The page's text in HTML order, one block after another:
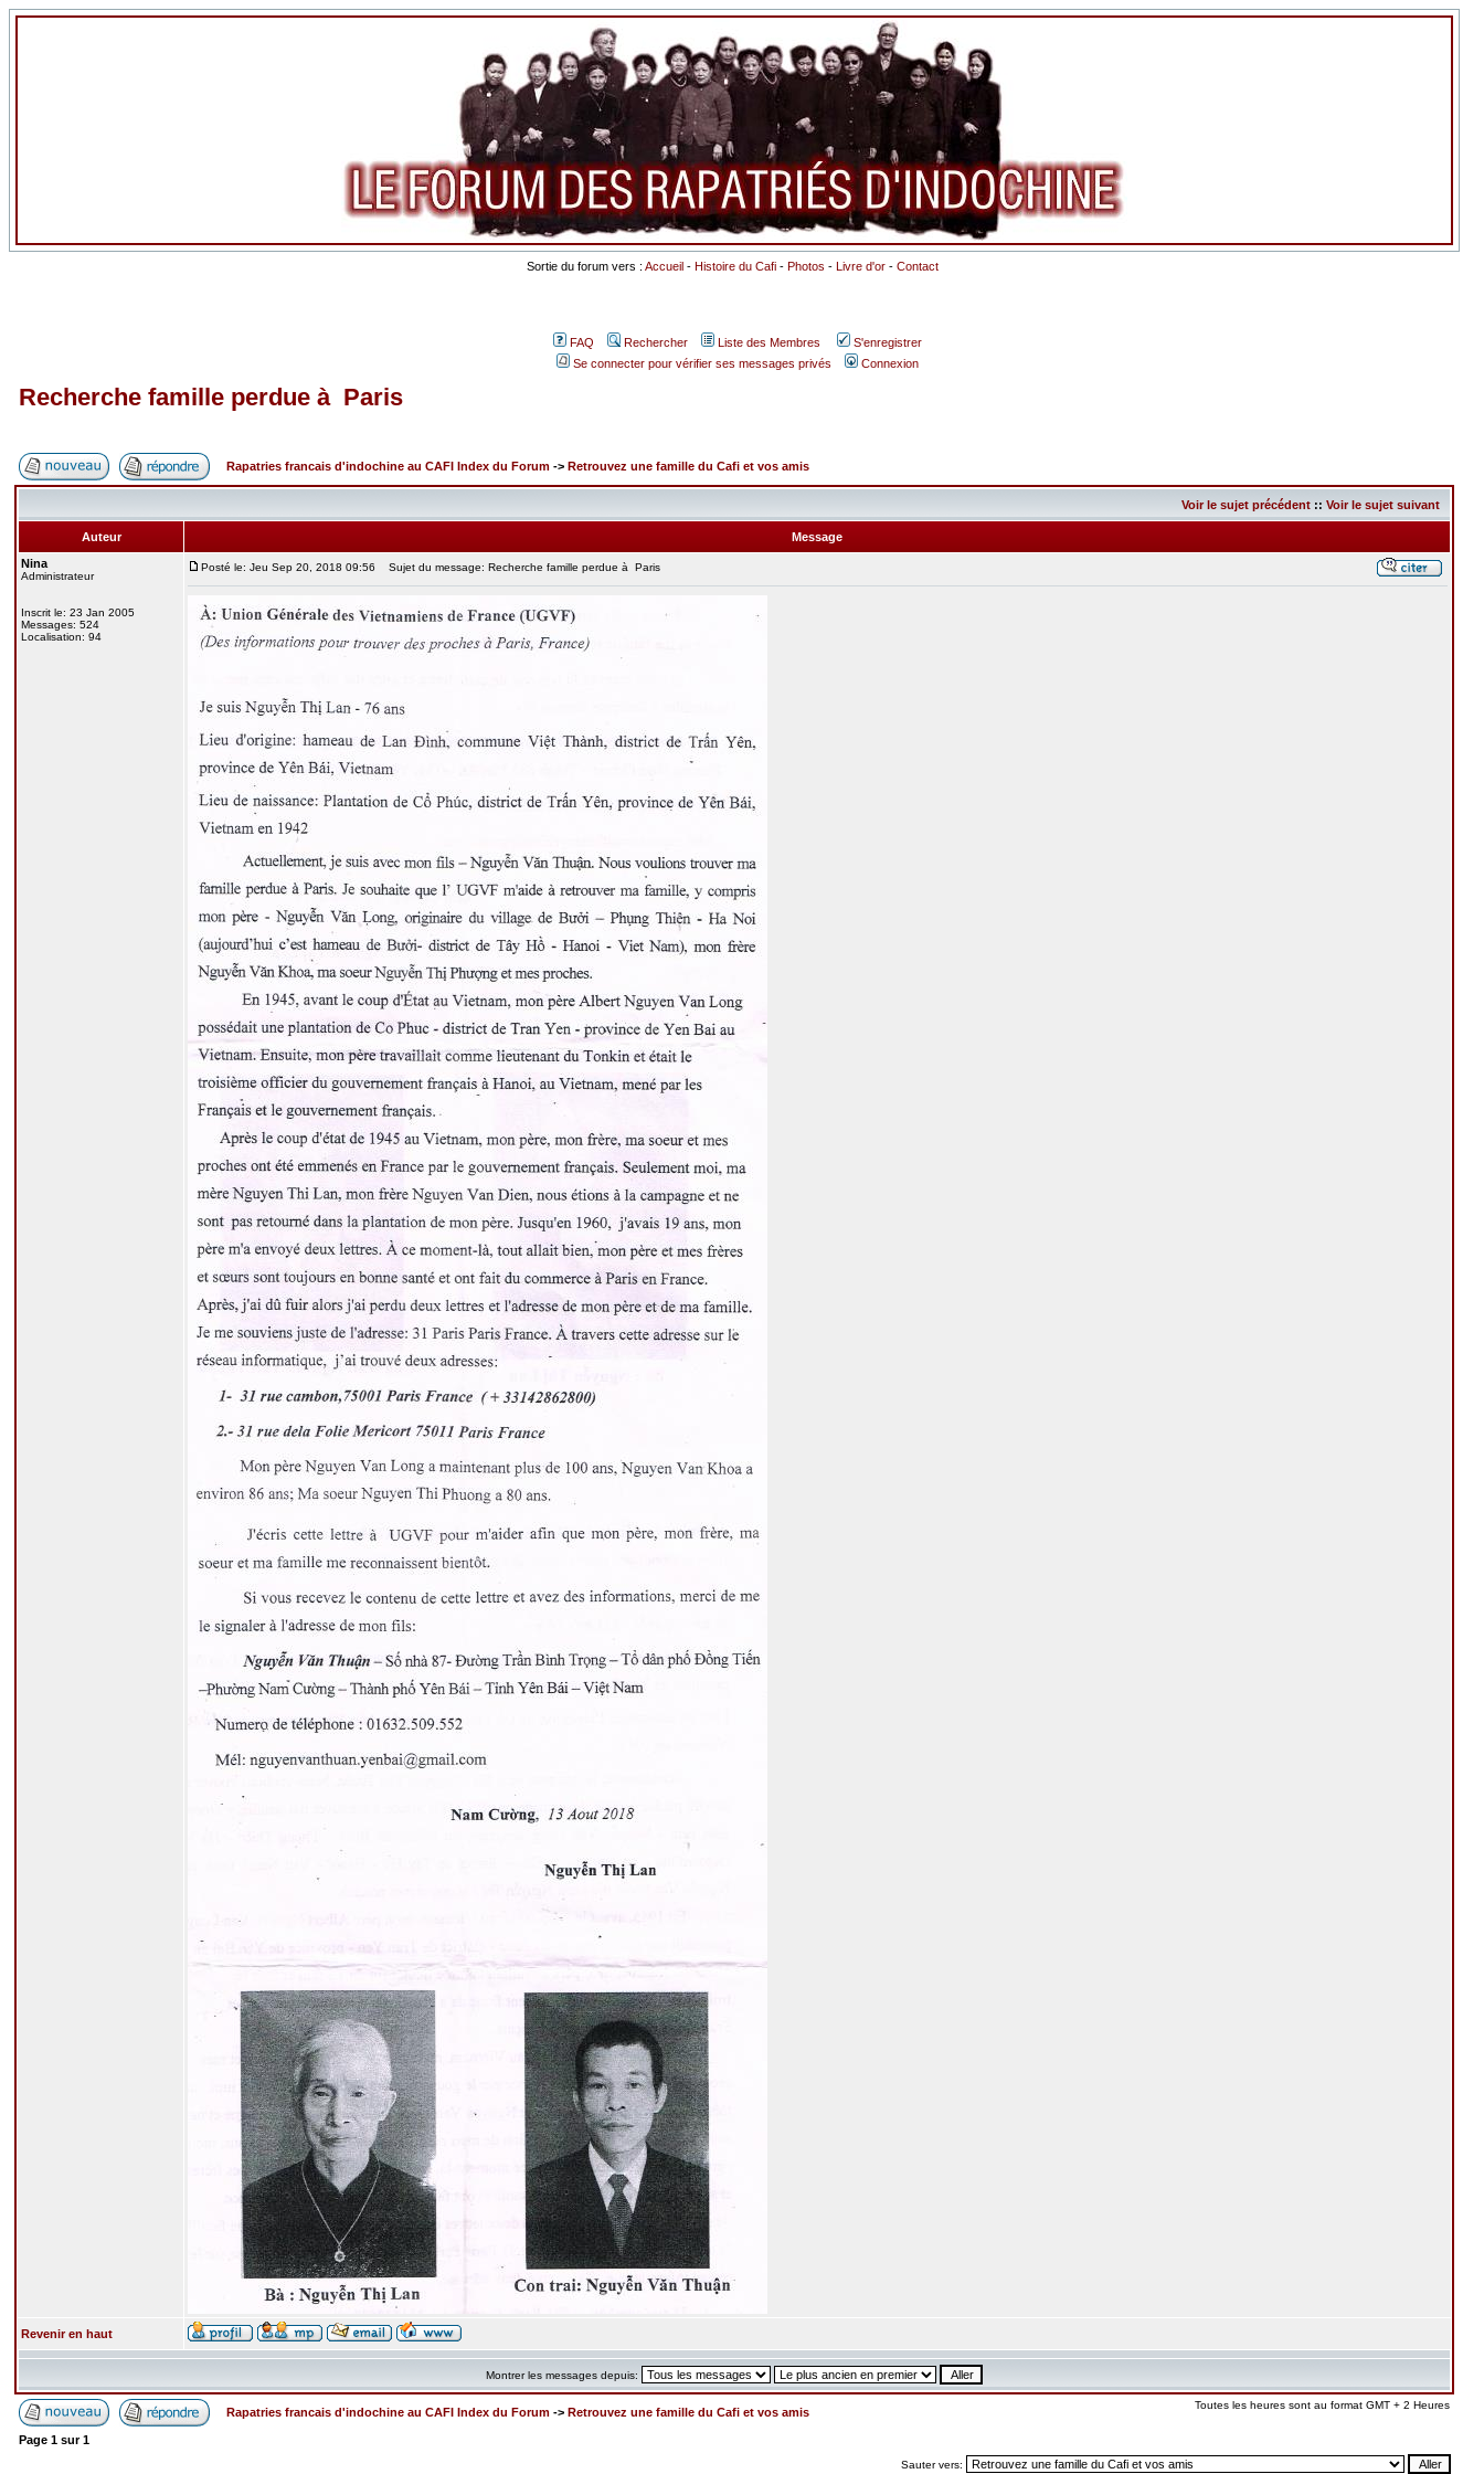
Sortie du forum vers : Accueil - Histoire du Cafi - Photos - Livre d'or - Contact
FAQ Rechercher Liste des Membres
S'enregistrer
Se connecter pour vérifier ses messages privés
Connexion
Recherche famille perdue à Paris
Rapatries francais d'indochine au CAFI Index du Forum -> Retrouvez une famille du Cafi et vos amis
Voir le sujet précédent :: Voir le sujet suivant
Auteur
Message
Nina
Administrateur
Inscrit le: 23 Jan 2005
Messages: 524
Localisation: 94
Posté le: Jeu Sep 20, 2018 09:56 Sujet du message: Recherche famille perdue à Paris
Revenir en haut
Montrer les messages depuis:
Rapatries francais d'indochine au CAFI Index du Forum -> Retrouvez une famille du Cafi et vos amis
Toutes les heures sont au format GMT + 2 Heures
Page 1 sur1
Sauter vers: